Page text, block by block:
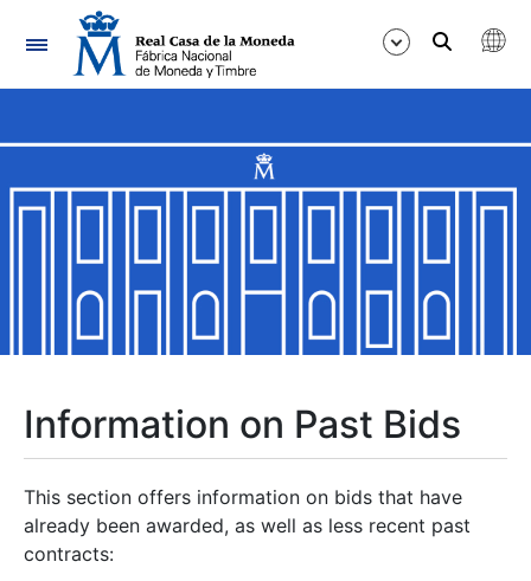
Navigation
Show/Hide
Show/Hide
Show/Hide
Information on Past Bids
This section offers information on bids that have
already been awarded, as well as less recent past
contracts: